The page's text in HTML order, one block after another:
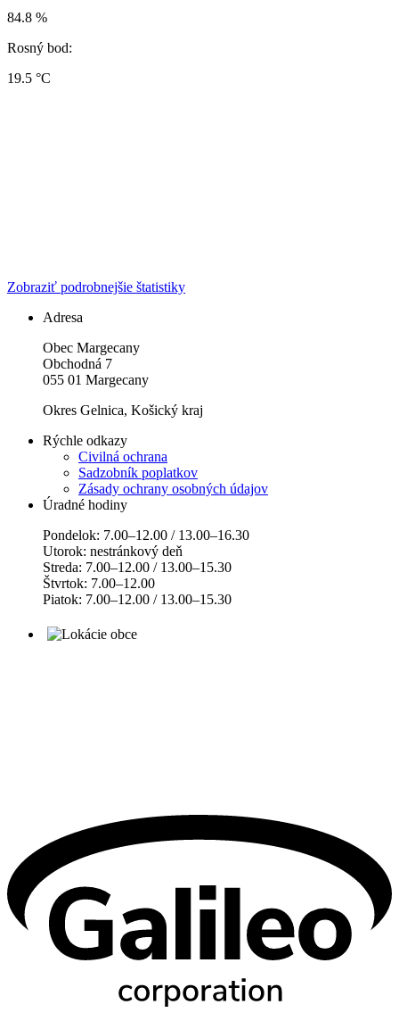
84.8 %
Rosný bod:
19.5 °C
Zobraziť podrobnejšie štatistiky
Adresa
Obec Margecany
Obchodná 7
055 01 Margecany
Okres Gelnica, Košický kraj
Rýchle odkazy
Civilná ochrana
Sadzobník poplatkov
Zásady ochrany osobných údajov
Úradné hodiny
Pondelok: 7.00–12.00 / 13.00–16.30
Utorok: nestránkový deň
Streda: 7.00–12.00 / 13.00–15.30
Štvrtok: 7.00–12.00
Piatok: 7.00–12.00 / 13.00–15.30